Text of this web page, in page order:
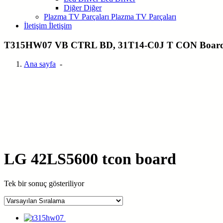
Diğer Diğer
Plazma TV Parçaları Plazma TV Parçaları
İletişim İletişim
T315HW07 VB CTRL BD, 31T14-C0J T CON
Ana sayfa -
LG 42LS5600 tcon board
Tek bir sonuç gösteriliyor